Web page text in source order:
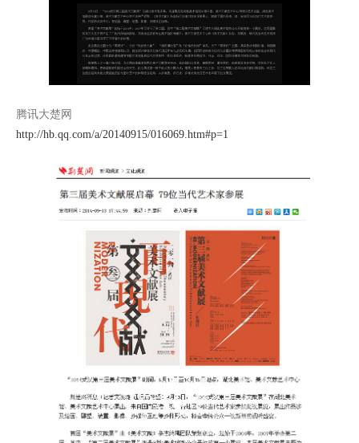
腾讯大楚网
http://hb.qq.com/a/20140915/016069.htm#p=1